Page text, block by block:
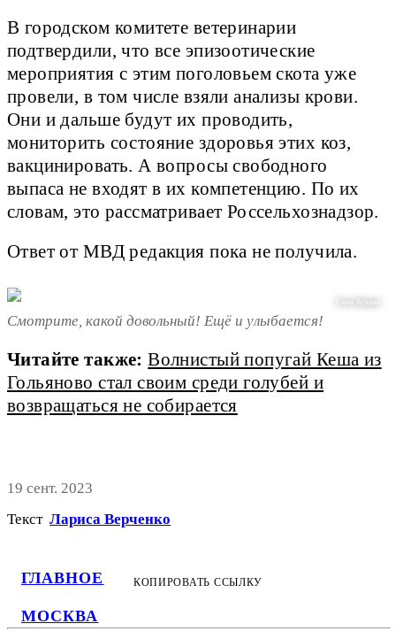
ГЛАВНОЕ
МОСКВА
В городском комитете ветеринарии
подтвердили, что все эпизоотические
мероприятия с этим поголовьем скота уже
провели, в том числе взяли анализы крови.
Они и дальше будут их проводить,
мониторить состояние здоровья этих коз,
вакцинировать. А вопросы свободного
выпаса не входят в их компетенцию. По их
словам, это рассматривает Россельхознадзор.
Ответ от МВД редакция пока не получила.
Елена Купцова
Смотрите, какой довольный! Ещё и улыбается!
Читайте также:Волнистый попугай Кеша из
Гольяново стал своим среди голубей и
возвращаться не собирается
19 сент. 2023
Текст Лариса Верченко
КОПИРОВАТЬ ССЫЛКУ